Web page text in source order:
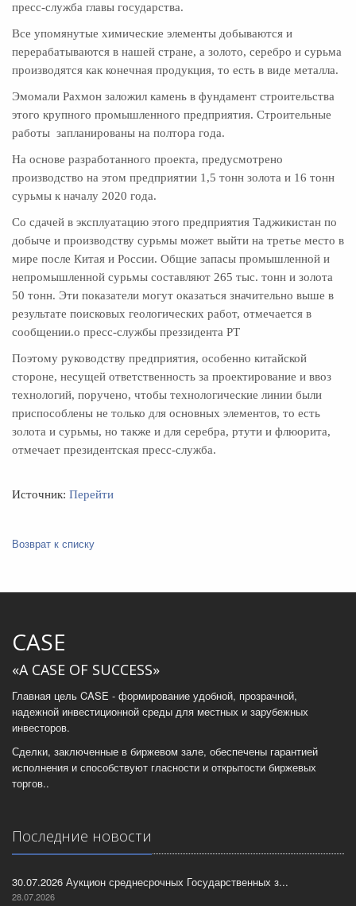
пресс-служба главы государства.
Все упомянутые химические элементы добываются и
перерабатываются в нашей стране, а золото, серебро и сурьма
производятся как конечная продукция, то есть в виде металла.
Эмомали Рахмон заложил камень в фундамент строительства
этого крупного промышленного предприятия. Строительные
работы запланированы на полтора года.
На основе разработанного проекта, предусмотрено
производство на этом предприятии 1,5 тонн золота и 16 тонн
сурьмы к началу 2020 года.
Со сдачей в эксплуатацию этого предприятия Таджикистан по
добыче и производству сурьмы может выйти на третье место в
мире после Китая и России. Общие запасы промышленной и
непромышленной сурьмы составляют 265 тыс. тонн и золота
50 тонн. Эти показатели могут оказаться значительно выше в
результате поисковых геологических работ, отмечается в
сообщении.о пресс-службы преззидента РТ
Поэтому руководству предприятия, особенно китайской
стороне, несущей ответственность за проектирование и ввоз
технологий, поручено, чтобы технологические линии были
приспособлены не только для основных элементов, то есть
золота и сурьмы, но также и для серебра, ртути и флюорита,
отмечает президентская пресс-служба.
Источник: Перейти
Возврат к списку
CASE
«A CASE OF SUCCESS»
Главная цель CASE - формирование удобной, прозрачной,
надежной инвестиционной среды для местных и зарубежных
инвесторов.
Сделки, заключенные в биржевом зале, обеспечены гарантией
исполнения и способствуют гласности и открытости биржевых
торгов..
Последние новости
30.07.2026 Аукцион среднесрочных Государственных з...
28.07.2026